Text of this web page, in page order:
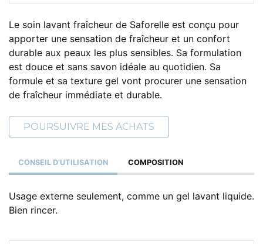
Le soin lavant fraîcheur de Saforelle est conçu pour
apporter une sensation de fraîcheur et un confort
durable aux peaux les plus sensibles. Sa formulation
est douce et sans savon idéale au quotidien. Sa
formule et sa texture gel vont procurer une sensation
de fraîcheur immédiate et durable.
POURSUIVRE MES ACHATS
CONSEIL D’UTILISATION COMPOSITION
Usage externe seulement, comme un gel lavant liquide.
Bien rincer.